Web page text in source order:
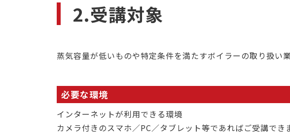
2.受講対象
蒸気容量が低いものや特定条件を満たすボイラーの取り扱い
必要な環境
インターネットが利用できる環境
カメラ付きのスマホ／PC／タブレット等であればご受講でき